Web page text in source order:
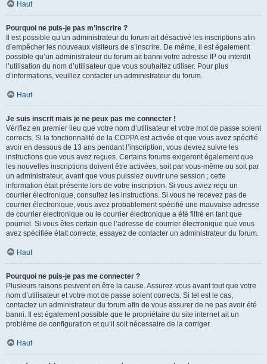
Haut
Pourquoi ne puis-je pas m’inscrire ?
Il est possible qu’un administrateur du forum ait désactivé les inscriptions afin
d’empêcher les nouveaux visiteurs de s’inscrire. De même, il est également
possible qu’un administrateur du forum ait banni votre adresse IP ou interdit
l’utilisation du nom d’utilisateur que vous souhaitez utiliser. Pour plus
d’informations, veuillez contacter un administrateur du forum.
Haut
Je suis inscrit mais je ne peux pas me connecter !
Vérifiez en premier lieu que votre nom d’utilisateur et votre mot de passe soient
corrects. Si la fonctionnalité de la COPPA est activée et que vous avez spécifié
avoir en dessous de 13 ans pendant l’inscription, vous devrez suivre les
instructions que vous avez reçues. Certains forums exigeront également que
les nouvelles inscriptions doivent être activées, soit par vous-même ou soit par
un administrateur, avant que vous puissiez ouvrir une session ; cette
information était présente lors de votre inscription. Si vous aviez reçu un
courrier électronique, consultez les instructions. Si vous ne recevez pas de
courrier électronique, vous avez probablement spécifié une mauvaise adresse
de courrier électronique ou le courrier électronique a été filtré en tant que
pourriel. Si vous êtes certain que l’adresse de courrier électronique que vous
avez spécifiée était correcte, essayez de contacter un administrateur du forum.
Haut
Pourquoi ne puis-je pas me connecter ?
Plusieurs raisons peuvent en être la cause. Assurez-vous avant tout que votre
nom d’utilisateur et votre mot de passe soient corrects. Si tel est le cas,
contactez un administrateur du forum afin de vous assurer de ne pas avoir été
banni. Il est également possible que le propriétaire du site internet ait un
problème de configuration et qu’il soit nécessaire de la corriger.
Haut